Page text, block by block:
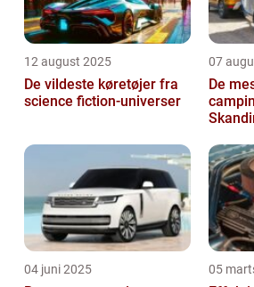
12 august 2025
De vildeste køretøjer fra
science fiction-universer
07
De
04 juni 2025 05